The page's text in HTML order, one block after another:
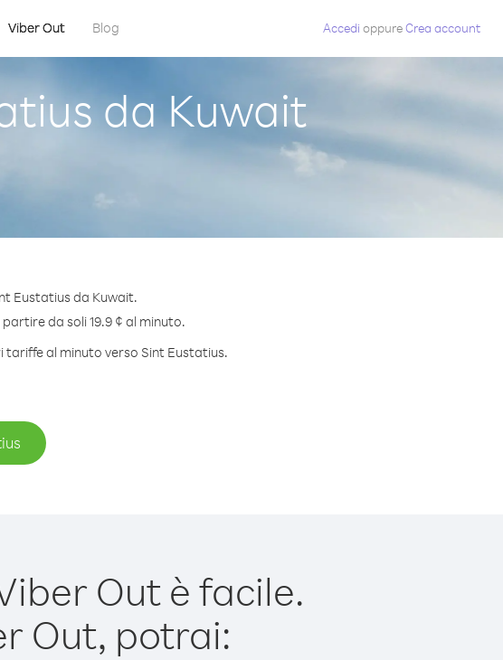
Viber Out Blog Accedi oppureCrea account
da Kuwait
Eustatius da Kuwait.
da soli 19.9 ¢ al minuto.
al minuto verso Sint Eustatius.
Out è facile.
Out, potrai: